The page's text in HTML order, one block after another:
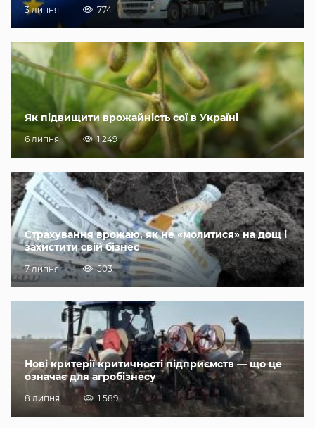
3 липня 774
Як підвищити врожайність сої в Україні
6 липня 1 249
Страхування врожаю, як не «молитися» на дощ і
захистити свій бізнес
7 липня 503
Нові критерії критичності підприємств — що це
означає для агробізнесу
8 липня 1 589